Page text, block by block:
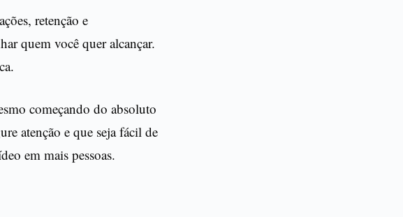
retenção e
quem você quer alcançar.
começando do absoluto
atenção e que seja fácil de
em mais pessoas.